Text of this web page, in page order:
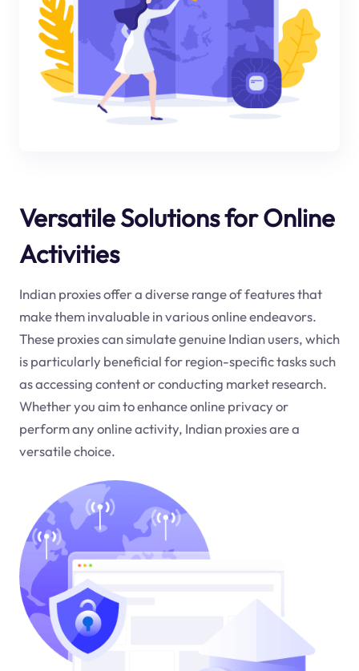
Versatile Solutions for Online
Activities
Indian proxies offer a diverse range of features that
make them invaluable in various online endeavors.
These proxies can simulate genuine Indian users, which
is particularly beneficial for region-specific tasks such
as accessing content or conducting market research.
Whether you aim to enhance online privacy or
perform any online activity, Indian proxies are a
versatile choice.